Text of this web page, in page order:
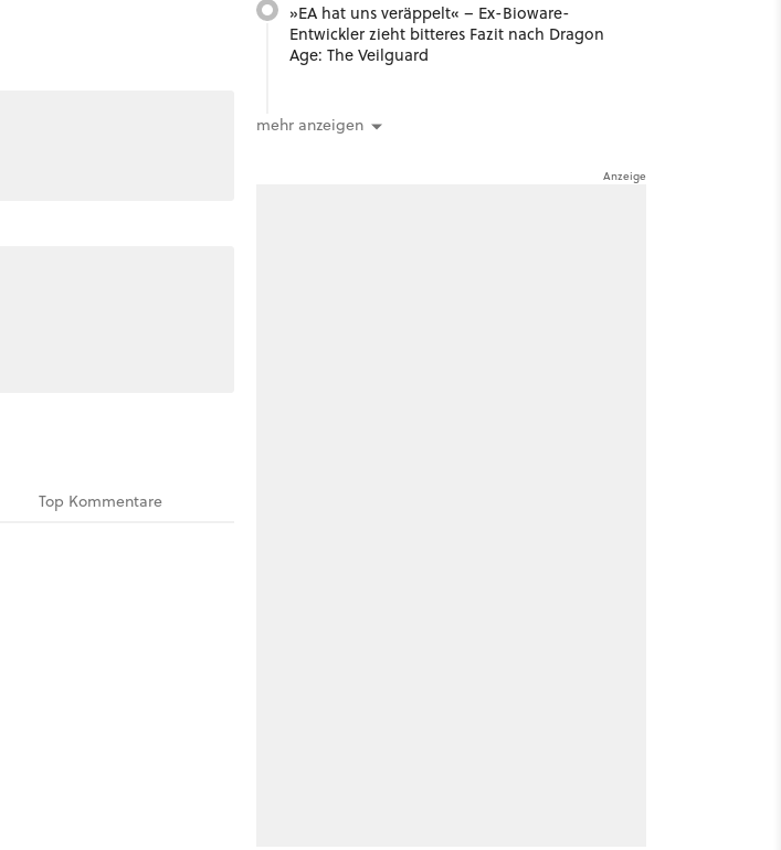
Top Kommentare
»EA hat uns veräppelt« – Ex-Bioware-
Entwickler zieht bitteres Fazit nach Dragon
Age: The Veilguard
mehr anzeigen